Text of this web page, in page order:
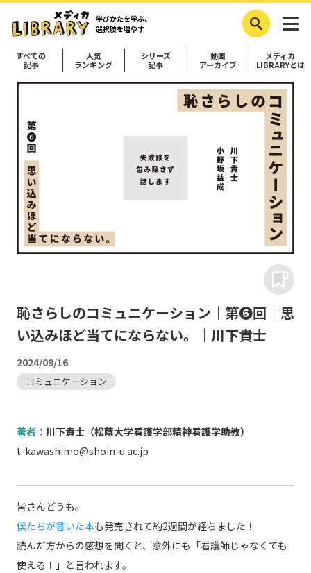
学びかたを学ぶ、
選択肢を増やす
すべての
記事
人気
ランキング
シリーズ
記事
動画
アーカイブ
メディカ
LIBRARYとは
恥さらしのコミュニケーション｜第❻回｜思
い込みほど当てにならない。｜川下貴士
2024/09/16
コミュニケーション
著者： 川下貴士（松蔭大学看護学部精神看護学助教）
t-kawashimo@shoin-u.ac.jp
皆さんどうも。
僕たちが書いた本も発売されて約2週間が経ちました！
読んだ方からの感想を聞くと、意外にも「看護師じゃなくても
使える！」と言われます。